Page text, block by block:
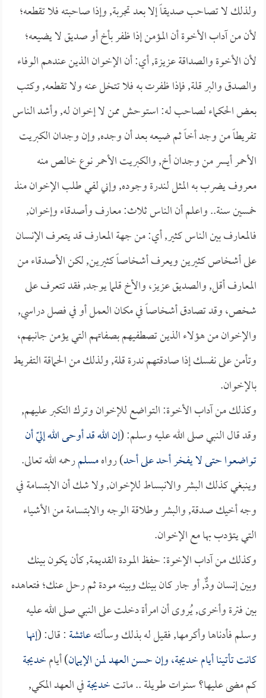
ولذلك لا تصاحب صديقاً إلا بعد تجربة, وإذا صاحبته فلا تقطعه؛
لأن من آداب الأخوة أن المؤمن إذا ظفر بأخ أو صديق لا يضيعه؛
لأن الأخوة والصداقة عزيزة, أي: أن الإخوان الذين عندهم الوفاء
والصدق والبر قلة, فإذا ظفرت به فلا تتخل عنه ولا تقطعه, وكتب
بعض الحكماء لصاحب له: استوحش ممن لا إخوان له, وأشد الناس
تفريطاً من وجد أخاً ثم ضيعه بعد أن وجده, وإن وجدان الكبريت
الأحمر أيسر من وجدان أخ, والكبريت الأحمر نوع خالص منه
معروف يضرب به المثل لندرة وجوده, وإني لفي طلب الإخوان منذ
خمسين سنة.. واعلم أن الناس ثلاث: معارف وأصدقاء وإخوان,
فالمعارف بين الناس كثير, أي: من جهة المعارف قد يتعرف الإنسان
على أشخاص كثيرين ويعرف أشخاصاً كثيرين, لكن الأصدقاء من
المعارف أقل, والصديق عزيز، والأخ قلما يوجد, فقد تتعرف على
شخص، وقد تصادق أشخاصاً في مكان العمل أو في فصل دراسي,
والإخوان من هؤلاء الذين تصطفيهم بصفاتهم التي يؤمن جانبهم،
وتأمن على نفسك إذا صادقتهم ندرة قلة, ولذلك من الحماقة التفريط
بالإخوان.
وكذلك من آداب الأخوة: التواضع للإخوان وترك التكبر عليهم,
وقد قال النبي صلى الله عليه وسلم: (إن الله قد أوحى الله إليّ أن
تواضعوا حتى لا يفخر أحد على أحد) رواهمسلمرحمه الله تعالى.
وينبغي كذلك البشر والانبساط للإخوان, ولا شك أن الابتسامة في
وجه أخيك صدقة, والبشر وطلاقة الوجه والابتسامة من الأشياء
التي يتؤدب بها مع الإخوان.
وكذلك من آداب الإخوة: حفظ المودة القديمة, كأن يكون بينك
وبين إنسان ودٌّ, أو جار كان بينك وبينه مودة ثم رحل عنك؛ فتعاهده
بين فترة وأخرى, يُروى أن امرأة دخلت على النبي صلى الله عليه
وسلم فأدناها وأكرمها, فقيل له بذلك وسألتهعائشة: قال: (إنها
كانت تأتينا أيامخديجة، وإن حسن العهد لمن الإيمان) أيامخديجة
كم مضى عليها؟ سنوات طويلة .. ماتتخديجةفي العهد المكي,